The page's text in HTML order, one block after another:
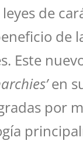
de
de
Este
en
por